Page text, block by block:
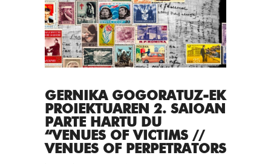
GERNIKA GOGORATUZ-EK
PROIEKTUAREN 2. SAIOAN
PARTE HARTU DU
“VENUES OF VICTIMS //
VENUES OF PERPETRATORS